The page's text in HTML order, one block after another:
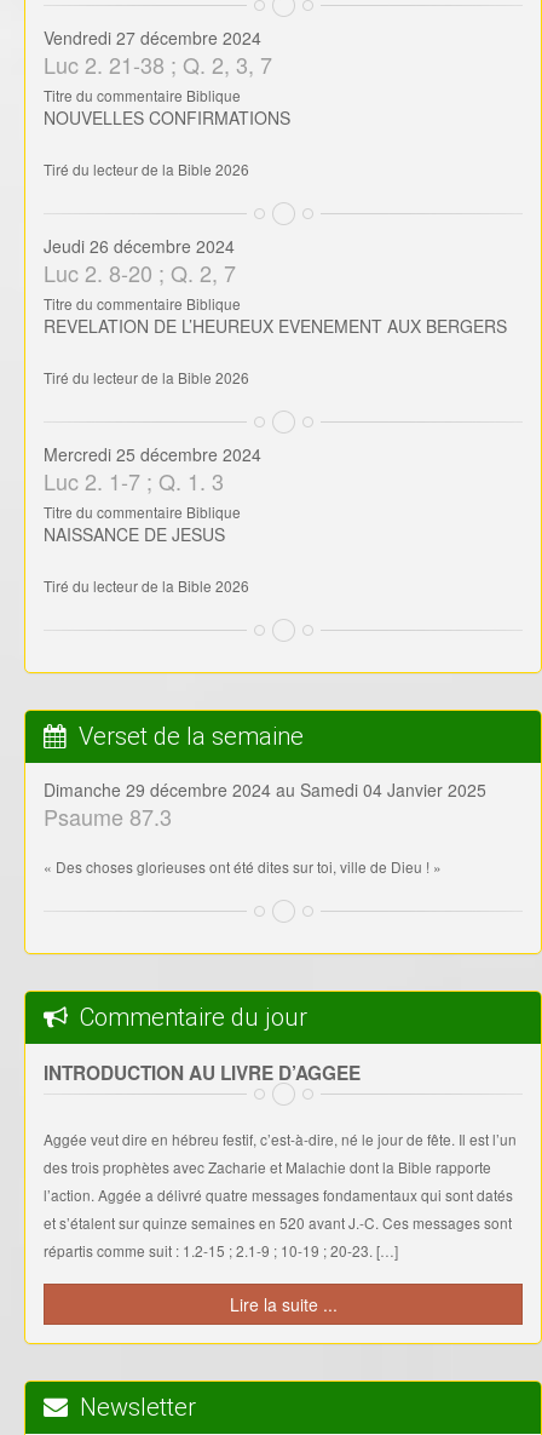
Vendredi 27 décembre 2024
Luc 2. 21-38 ; Q. 2, 3, 7
Titre du commentaire Biblique
NOUVELLES CONFIRMATIONS
Tiré du lecteur de la Bible 2026
Jeudi 26 décembre 2024
Luc 2. 8-20 ; Q. 2, 7
Titre du commentaire Biblique
REVELATION DE L’HEUREUX EVENEMENT AUX BERGERS
Tiré du lecteur de la Bible 2026
Mercredi 25 décembre 2024
Luc 2. 1-7 ; Q. 1. 3
Titre du commentaire Biblique
NAISSANCE DE JESUS
Tiré du lecteur de la Bible 2026
Verset de la semaine
Dimanche 29 décembre 2024 au Samedi 04 Janvier 2025
Psaume 87.3
« Des choses glorieuses ont été dites sur toi, ville de Dieu ! »
Commentaire du jour
INTRODUCTION AU LIVRE D’AGGEE
Aggée veut dire en hébreu festif, c’est-à-dire, né le jour de fête. Il est l’un
des trois prophètes avec Zacharie et Malachie dont la Bible rapporte
l’action. Aggée a délivré quatre messages fondamentaux qui sont datés
et s’étalent sur quinze semaines en 520 avant J.-C. Ces messages sont
répartis comme suit : 1.2-15 ; 2.1-9 ; 10-19 ; 20-23. […]
Lire la suite ...
Newsletter